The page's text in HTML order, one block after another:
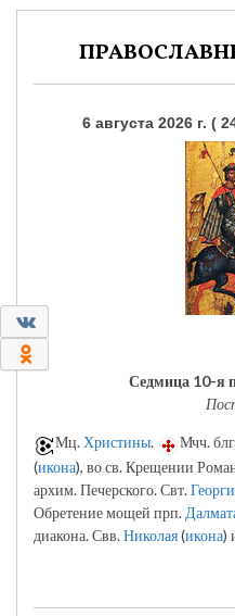
6 августа 2026 г. (
Седмица 10-я
Мц. Христины. Мчч.
(икона), во св. Крещении
архим. Печерского. Свт.
Обретение мощей прп.
диакона. Свв.Николая(икона)